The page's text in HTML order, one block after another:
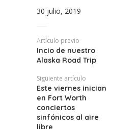
30 julio, 2019
Artículo previo
Incio de nuestro
Alaska Road Trip
Siguiente artículo
Este viernes inician
en Fort Worth
conciertos
sinfónicos al aire
libre